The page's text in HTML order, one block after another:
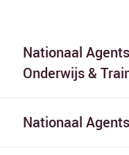
Nationaal
Onderwijs &
Nationaal